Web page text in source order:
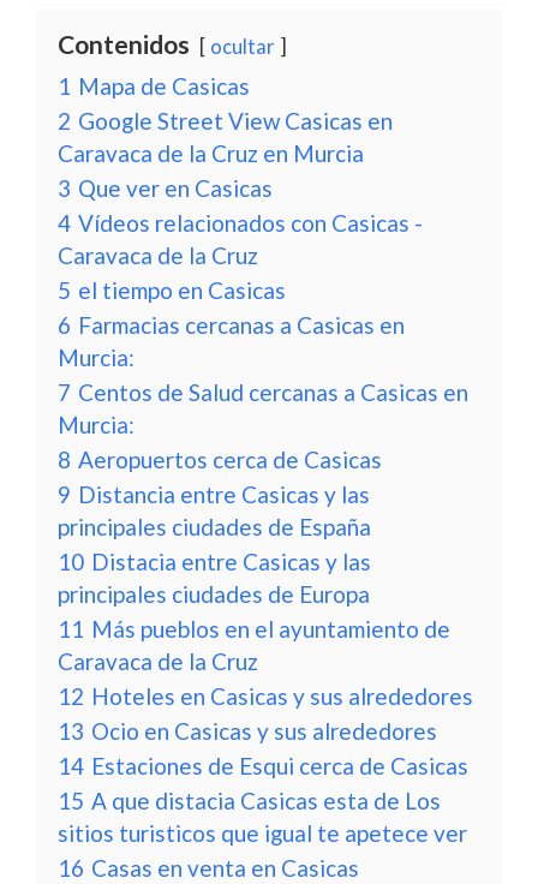
Contenidos ocultar
1 Mapa de Casicas
2 Google Street View Casicas en
Caravaca de la Cruz en Murcia
3 Que ver en Casicas
4 Vídeos relacionados con Casicas -
Caravaca de la Cruz
5 el tiempo en Casicas
6 Farmacias cercanas a Casicas en
Murcia:
7 Centos de Salud cercanas a Casicas en
Murcia:
8 Aeropuertos cerca de Casicas
9 Distancia entre Casicas y las
principales ciudades de España
10 Distacia entre Casicas y las
principales ciudades de Europa
11 Más pueblos en el ayuntamiento de
Caravaca de la Cruz
12 Hoteles en Casicas y sus alrededores
13 Ocio en Casicas y sus alrededores
14 Estaciones de Esqui cerca de Casicas
15 A que distacia Casicas esta de Los
sitios turisticos que igual te apetece ver
16 Casas en venta en Casicas